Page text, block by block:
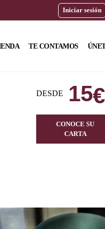
Iniciar sesión
TE CONTAMOS
DESDE 15€
CONOCE SU
CARTA